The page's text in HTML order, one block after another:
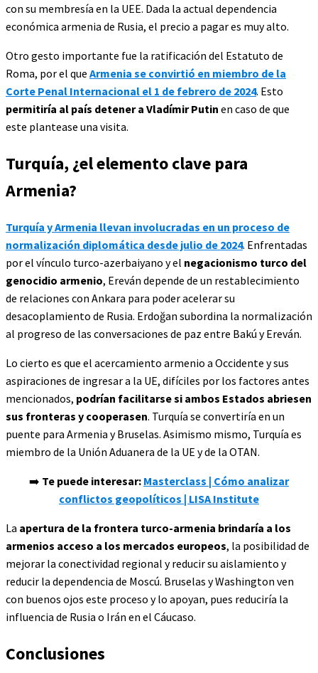
con su membresía en la UEE. Dada la actual dependencia
económica armenia de Rusia, el precio a pagar es muy alto.
Otro gesto importante fue la ratificación del Estatuto de
Roma, por el que Armenia se convirtió en miembro de la
Corte Penal Internacional el 1 de febrero de 2024. Esto
permitiría al país detener a Vladímir Putin en caso de que
este plantease una visita.
Turquía, ¿el elemento clave para
Armenia?
Turquía y Armenia llevan involucradas en un proceso de
normalización diplomática desde julio de 2024. Enfrentadas
por el vínculo turco-azerbaiyano y el negacionismo turco del
genocidio armenio, Ereván depende de un restablecimiento
de relaciones con Ankara para poder acelerar su
desacoplamiento de Rusia. Erdoğan subordina la normalización
al progreso de las conversaciones de paz entre Bakú y Ereván.
Lo cierto es que el acercamiento armenio a Occidente y sus
aspiraciones de ingresar a la UE, difíciles por los factores antes
mencionados, podrían facilitarse si ambos Estados abriesen
sus fronteras y cooperasen. Turquía se convertiría en un
puente para Armenia y Bruselas. Asimismo mismo, Turquía es
miembro de la Unión Aduanera de la UE y de la OTAN.
➡️ Te puede interesar: Masterclass | Cómo analizar
conflictos geopolíticos | LISA Institute
La apertura de la frontera turco-armenia brindaría a los
armenios acceso a los mercados europeos, la posibilidad de
mejorar la conectividad regional y reducir su aislamiento y
reducir la dependencia de Moscú. Bruselas y Washington ven
con buenos ojos este proceso y lo apoyan, pues reduciría la
influencia de Rusia o Irán en el Cáucaso.
Conclusiones